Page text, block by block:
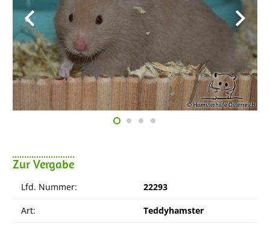
Zur Vergabe
Lfd. Nummer: 22293
Art: Teddyhamster